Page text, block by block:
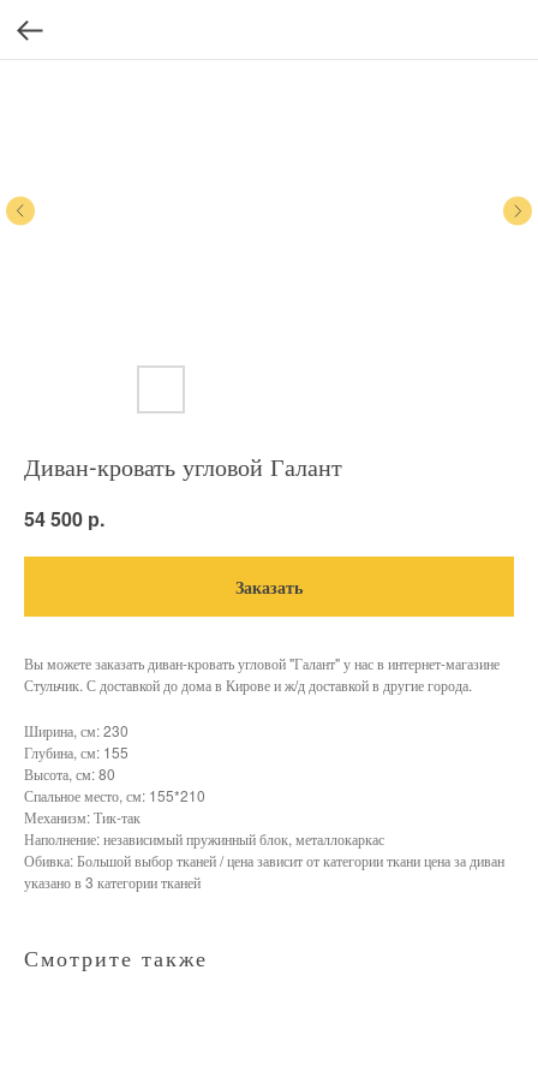
Диван-кровать угловой Галант
54 500 р.
Заказать
Вы можете заказать диван-кровать угловой "Галант" у нас в интернет-магазине
Стульчик. С доставкой до дома в Кирове и ж/д доставкой в другие города.
Ширина, см: 230
Глубина, см: 155
Высота, см: 80
Спальное место, см: 155*210
Механизм: Тик-так
Наполнение: независимый пружинный блок, металлокаркас
Обивка: Большой выбор тканей / цена зависит от категории ткани цена за диван
указано в 3 категории тканей
Смотрите также